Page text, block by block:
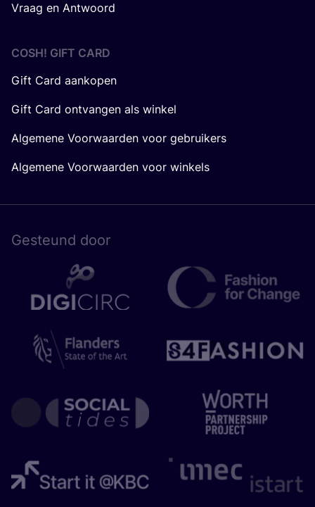
Vraag en Antwoord
COSH! GIFT CARD
Gift Card aankopen
Gift Card ontvangen als winkel
Algemene Voorwaarden voor gebruikers
Algemene Voorwaarden voor winkels
Gesteund door